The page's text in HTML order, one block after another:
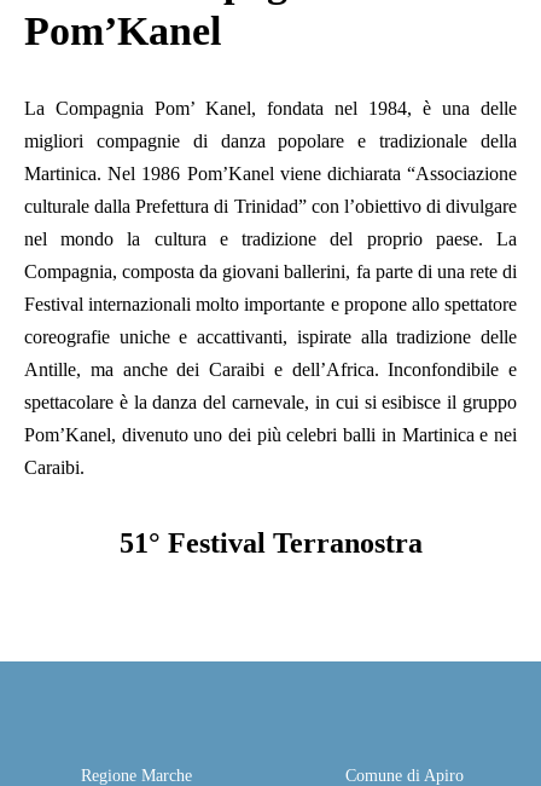
Pom’Kanel
La Compagnia Pom’ Kanel, fondata nel 1984, è una delle
migliori compagnie di danza popolare e tradizionale della
Martinica. Nel 1986 Pom’Kanel viene dichiarata “Associazione
culturale dalla Prefettura di Trinidad” con l’obiettivo di divulgare
nel mondo la cultura e tradizione del proprio paese. La
Compagnia, composta da giovani ballerini, fa parte di una rete di
Festival internazionali molto importante e propone allo spettatore
coreografie uniche e accattivanti, ispirate alla tradizione delle
Antille, ma anche dei Caraibi e dell’Africa. Inconfondibile e
spettacolare è la danza del carnevale, in cui si esibisce il gruppo
Pom’Kanel, divenuto uno dei più celebri balli in Martinica e nei
Caraibi.
51° Festival Terranostra
Regione Marche Comune di Apiro